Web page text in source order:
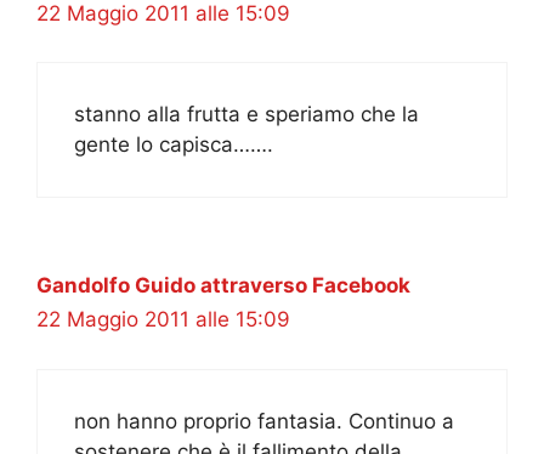
22 Maggio 2011 alle 15:09
stanno alla frutta e speriamo che la
gente lo capisca…….
Gandolfo Guido attraverso Facebook
22 Maggio 2011 alle 15:09
non hanno proprio fantasia. Continuo a